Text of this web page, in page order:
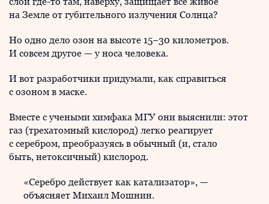
на Земле от губительного излучения Солнца?
Но одно дело озон на высоте 15−30 километров.
И совсем другое — у носа человека.
И вот разработчики придумали, как справиться
с озоном в маске.
Вместе с учеными химфака МГУ они выяснили: этот
газ (трехатомный кислород) легко реагирует
с серебром, преобразуясь в обычный (и, стало
быть, нетоксичный) кислород.
«Серебро действует как катализатор», —
объясняет Михаил Мошнин.